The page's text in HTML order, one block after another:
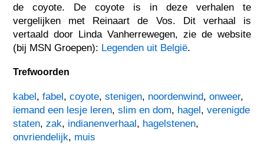
de coyote. De coyote is in deze verhalen te
vergelijken met Reinaart de Vos. Dit verhaal is
vertaald door Linda Vanherrewegen, zie de website
(bij MSN Groepen): Legenden uit België.
Trefwoorden
kabel,fabel,coyote,stenigen, noordenwind,onweer,
iemand een lesje leren,slim en dom, hagel,verenigde
staten,zak, indianenverhaal, hagelstenen,
onvriendelijk, muis